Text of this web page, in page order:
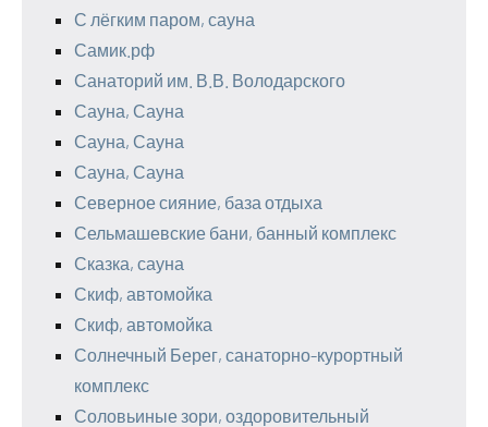
С лёгким паром, сауна
Самик.рф
Санаторий им. В.В. Володарского
Сауна, Сауна
Сауна, Сауна
Сауна, Сауна
Северное сияние, база отдыха
Сельмашевские бани, банный комплекс
Сказка, сауна
Скиф, автомойка
Скиф, автомойка
Солнечный Берег, санаторно-курортный
комплекс
Соловьиные зори, оздоровительный